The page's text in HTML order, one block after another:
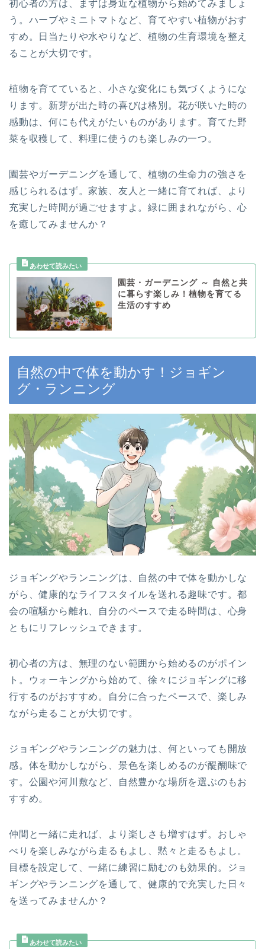
初心者の方は、まずは身近な植物から始めてみましょ
う。ハーブやミニトマトなど、育てやすい植物がおす
すめ。日当たりや水やりなど、植物の生育環境を整え
ることが大切です。
植物を育てていると、小さな変化にも気づくようにな
ります。新芽が出た時の喜びは格別。花が咲いた時の
感動は、何にも代えがたいものがあります。育てた野
菜を収穫して、料理に使うのも楽しみの一つ。
園芸やガーデニングを通して、植物の生命力の強さを
感じられるはず。家族、友人と一緒に育てれば、より
充実した時間が過ごせますよ。緑に囲まれながら、心
を癒してみませんか？
園芸・ガーデニング ～ 自然と共
に暮らす楽しみ！植物を育てる
生活のすすめ
自然の中で体を動かす！ジョギン
グ・ランニング
ジョギングやランニングは、自然の中で体を動かしな
がら、健康的なライフスタイルを送れる趣味です。都
会の喧騒から離れ、自分のペースで走る時間は、心身
ともにリフレッシュできます。
初心者の方は、無理のない範囲から始めるのがポイン
ト。ウォーキングから始めて、徐々にジョギングに移
行するのがおすすめ。自分に合ったペースで、楽しみ
ながら走ることが大切です。
ジョギングやランニングの魅力は、何といっても開放
感。体を動かしながら、景色を楽しめるのが醍醐味で
す。公園や河川敷など、自然豊かな場所を選ぶのもお
すすめ。
仲間と一緒に走れば、より楽しさも増すはず。おしゃ
べりを楽しみながら走るもよし、黙々と走るもよし。
目標を設定して、一緒に練習に励むのも効果的。ジョ
ギングやランニングを通して、健康的で充実した日々
を送ってみませんか？